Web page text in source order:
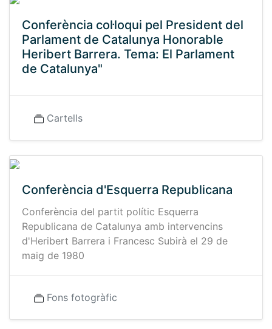
Conferència col·loqui pel President del
Parlament de Catalunya Honorable
Heribert Barrera. Tema: El Parlament
de Catalunya"
Cartells
Conferència d'Esquerra Republicana
Conferència del partit polític Esquerra
Republicana de Catalunya amb intervencins
d'Heribert Barrera i Francesc Subirà el 29 de
maig de 1980
Fons fotogràfic